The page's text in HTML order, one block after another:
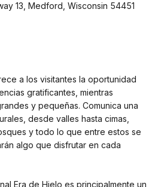
13, Medford, Wisconsin 54451
a los visitantes la oportunidad
gratificantes, mientras
y pequeñas. Comunica una
desde valles hasta cimas,
y todo lo que entre estos se
algo que disfrutar en cada
Era de Hielo es principalmente un